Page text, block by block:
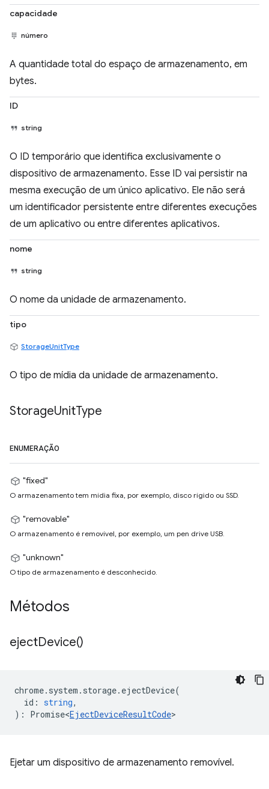
capacidade
número
A quantidade total do espaço de armazenamento, em
bytes.
ID
string
O ID temporário que identifica exclusivamente o
dispositivo de armazenamento. Esse ID vai persistir na
mesma execução de um único aplicativo. Ele não será
um identificador persistente entre diferentes execuções
de um aplicativo ou entre diferentes aplicativos.
nome
string
O nome da unidade de armazenamento.
tipo
StorageUnitType
O tipo de mídia da unidade de armazenamento.
StorageUnitType
ENUMERAÇÃO
"fixed"
O armazenamento tem mídia fixa, por exemplo, disco rígido ou SSD.
"removable"
O armazenamento é removível, por exemplo, um pen drive USB.
"unknown"
O tipo de armazenamento é desconhecido.
Métodos
ejectDevice()
chrome. system . storage. ejectDevice(
id : string,
) : Promise<EjectDeviceResultCode>
Ejetar um dispositivo de armazenamento removível.